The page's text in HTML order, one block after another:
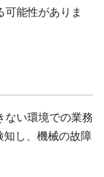
可能性がありま
ない環境での業務
知し、機械の故障